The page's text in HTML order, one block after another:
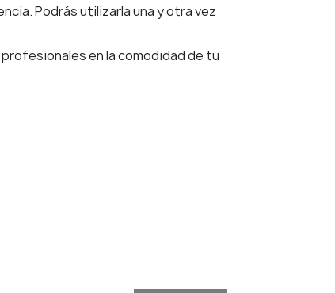
Podrás utilizarla una y otra vez
en la comodidad de tu